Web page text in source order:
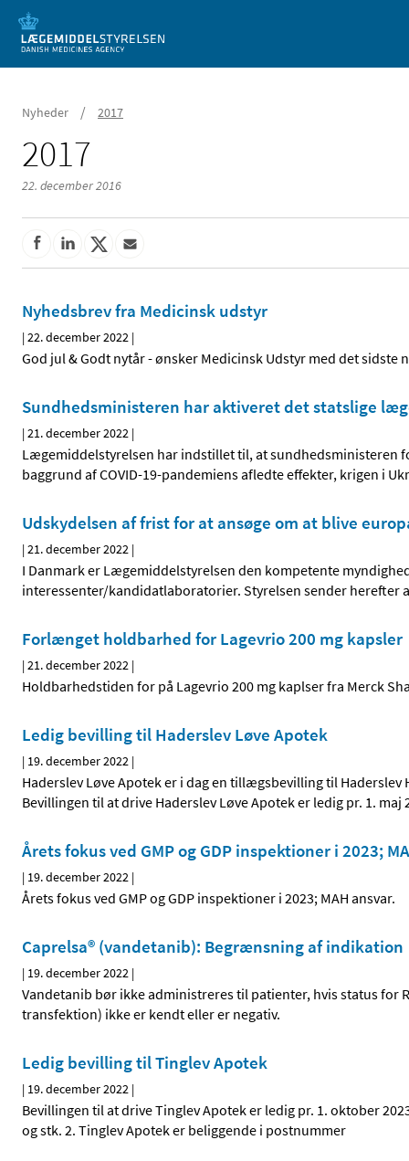
Mobil visning
Nyheder / 2017
2017
22. december 2016
Nyhedsbrev fra Medicinsk udstyr
|22. december 2022 |
God jul & Godt nytår - ønsker Medicinsk Udstyr med det sidste
Sundhedsministeren har aktiveret det statslige
|21. december 2022 |
Lægemiddelstyrelsen har indstillet til, at sundhedsministeren
baggrund af COVID-19-pandemiens afledte effekter, krigen i
Udskydelsen af frist for at ansøge om at blive
|21. december 2022 |
I Danmark er Lægemiddelstyrelsen den kompetente
interessenter/kandidatlaboratorier. Styrelsen sender herefter
Forlænget holdbarhed for Lagevrio 200 mg kapsler
|21. december 2022 |
Holdbarhedstiden for på Lagevrio 200 mg kaplser fra Merck
Ledig bevilling til Haderslev Løve Apotek
| 19. december 2022 |
Haderslev Løve Apotek er i dag en tillægsbevilling til
Bevillingen til at drive Haderslev Løve Apotek er ledig pr. 1. maj
Årets fokus ved GMP og GDP inspektioner i 2023;
| 19. december 2022 |
Årets fokus ved GMP og GDP inspektioner i 2023; MAH ansvar.
Caprelsa® (vandetanib): Begrænsning af indikation
| 19. december 2022 |
Vandetanib bør ikke administreres til patienter, hvis status for
transfektion) ikke er kendt eller er negativ.
Ledig bevilling til Tinglev Apotek
| 19. december 2022 |
Bevillingen til at drive Tinglev Apotek er ledig pr. 1. oktober
og stk. 2. Tinglev Apotek er beliggende i postnummer